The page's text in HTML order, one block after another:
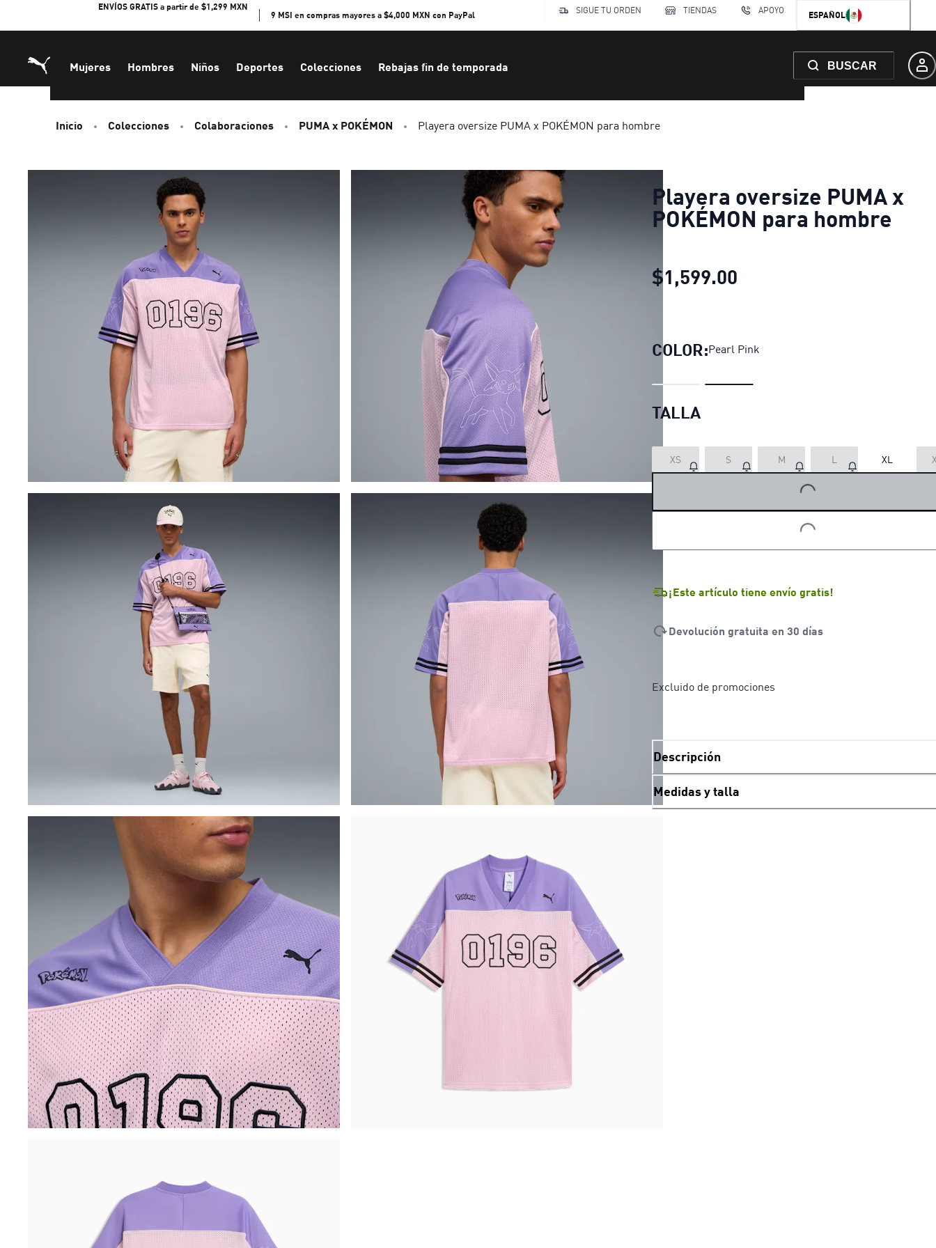
ENVÍOS GRATIS a partir de $1,299 MXN
9 MSI en compras mayores a $4,000 MXN con PayPal
SIGUE TU ORDEN TIENDAS APOYO ESPAÑOL
Mujeres Hombres Niños Deportes Colecciones Rebajas fin de temporada BUSCAR
Inicio Colecciones Colaboraciones PUMA x POKÉMON Playera oversize PUMA x POKÉMON para hombre
Playera oversize PUMA x
POKÉMON para hombre
$1,599.00
COLOR:Pearl Pink
TALLA
XS S M L XL
LOADING...
LOADING...
¡Este artículo tiene envío gratis!
Devolución gratuita en 30 días
Excluido de promociones
Descripción
Medidas y talla